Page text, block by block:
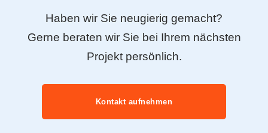
Haben wir Sie neugierig gemacht?
Gerne beraten wir Sie bei Ihrem nächsten
Projekt persönlich.
Kontakt aufnehmen